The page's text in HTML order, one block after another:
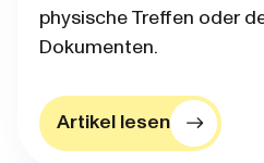
physische Treffen oder
Dokumenten.
Artikel lesen